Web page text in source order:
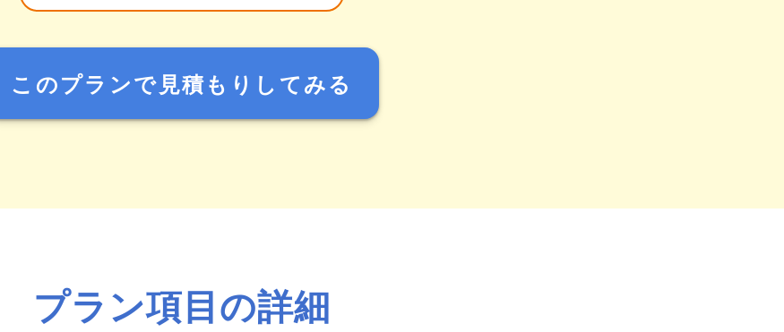
このプランで見積もりしてみる
プラン項目の詳細